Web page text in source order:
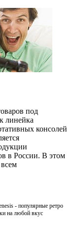
под
линейка
консолей
в России. В этом
- популярные ретро
на любой вкус